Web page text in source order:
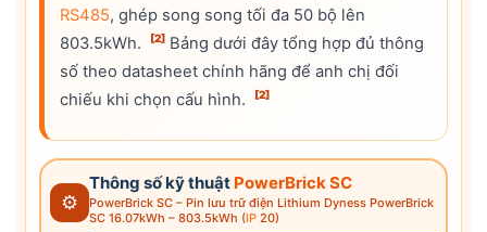
RS485, ghép song song tối đa 50 bộ lên
803.5kWh.
[2] Bảng dưới đây tổng hợp đủ thông
số theo datasheet chính hãng để anh chị đối
chiếu khi chọn cấu hình.
[2]
⚙
Thông số kỹ thuật PowerBrick SC
PowerBrick SC – Pin lưu trữ điện Lithium Dyness PowerBrick
SC 16.07kWh – 803.5kWh (IP 20)